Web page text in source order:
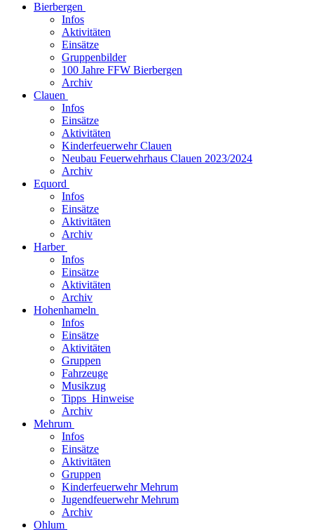
Bierbergen
Infos
Aktivitäten
Einsätze
Gruppenbilder
100 Jahre FFW Bierbergen
Archiv
Clauen
Infos
Einsätze
Aktivitäten
Kinderfeuerwehr Clauen
Neubau Feuerwehrhaus Clauen 2023/2024
Archiv
Equord
Infos
Einsätze
Aktivitäten
Archiv
Harber
Infos
Einsätze
Aktivitäten
Archiv
Hohenhameln
Infos
Einsätze
Aktivitäten
Gruppen
Fahrzeuge
Musikzug
Tipps_Hinweise
Archiv
Mehrum
Infos
Einsätze
Aktivitäten
Gruppen
Kinderfeuerwehr Mehrum
Jugendfeuerwehr Mehrum
Archiv
Ohlum